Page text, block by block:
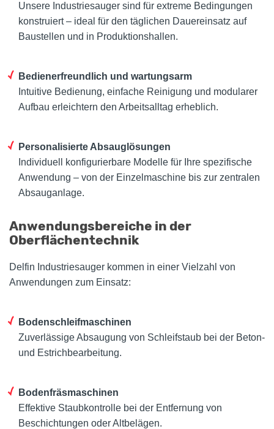
Unsere Industriesauger sind für extreme Bedingungen
konstruiert – ideal für den täglichen Dauereinsatz auf
Baustellen und in Produktionshallen.
Bedienerfreundlich und wartungsarm
Intuitive Bedienung, einfache Reinigung und modularer
Aufbau erleichtern den Arbeitsalltag erheblich.
Personalisierte Absauglösungen
Individuell konfigurierbare Modelle für Ihre spezifische
Anwendung – von der Einzelmaschine bis zur zentralen
Absauganlage.
Anwendungsbereiche in der
Oberflächentechnik
Delfin Industriesauger kommen in einer Vielzahl von
Anwendungen zum Einsatz:
Bodenschleifmaschinen
Zuverlässige Absaugung von Schleifstaub bei der Beton-
und Estrichbearbeitung.
Bodenfräsmaschinen
Effektive Staubkontrolle bei der Entfernung von
Beschichtungen oder Altbelägen.